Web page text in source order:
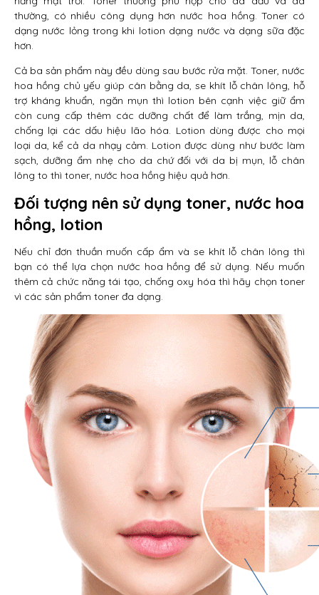
thường, có nhiều công dụng hơn nước hoa hồng. Toner có
dạng nước lỏng trong khi lotion dạng nước và dạng sữa đặc
hơn.
Cả ba sản phẩm này đều dùng sau bước rửa mặt. Toner, nước
hoa hồng chủ yếu giúp cân bằng da, se khít lỗ chân lông, hỗ
trợ kháng khuẩn, ngăn mụn thì lotion bên cạnh việc giữ ẩm
còn cung cấp thêm các dưỡng chất để làm trắng, mịn da,
chống lại các dấu hiệu lão hóa. Lotion dùng được cho mọi
loại da, kể cả da nhạy cảm. Lotion được dùng như bước làm
sạch, dưỡng ẩm nhẹ cho da chứ đối với da bị mụn, lỗ chân
lông to thì toner, nước hoa hồng hiệu quả hơn.
Đối tượng nên sử dụng toner, nước hoa
hồng, lotion
Nếu chỉ đơn thuần muốn cấp ẩm và se khít lỗ chân lông thì
bạn có thể lựa chọn nước hoa hồng để sử dụng. Nếu muốn
thêm cả chức năng tái tạo, chống oxy hóa thì hãy chọn toner
vì các sản phẩm toner đa dạng.